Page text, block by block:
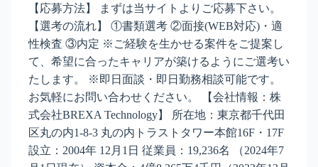
【応募方法】 まずは当サイトよりご応募下さい。
【選考の流れ】 ①書類選考 ②面接(WEB対応)・適
性検査 ③内定 ※ご経験を生かせる案件をご提案し
て、希望に合ったキャリアが築けるようにご選考い
たします。 ※即日面談・即日勤務相談可能です。
お気軽にお問い合わせください。 【会社情報：株
式会社BREXA Technology】 所在地：東京都千代田
区丸の内1-8-3 丸の内トラストタワー本館16F・17F
設立：2004年 12月1日 従業員：19,236名 （2024年7